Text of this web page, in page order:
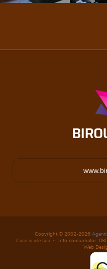
Copyright © 2002-2026
Case si vile Iasi
Info consumator:
Web